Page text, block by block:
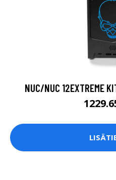
NUC/NUC 12EXTREME